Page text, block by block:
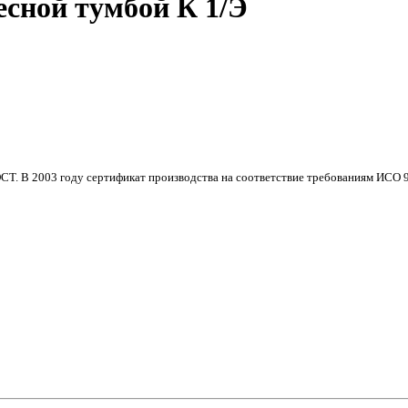
тумбой К 1/Э
В 2003 году сертификат производства на соответствие требованиям ИСО